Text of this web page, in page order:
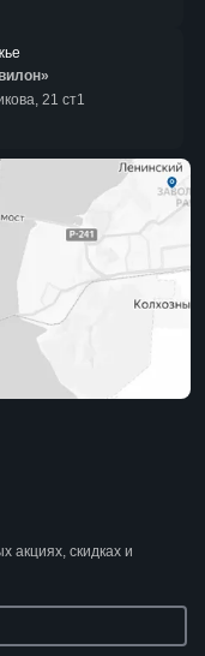
акциях, скидках и
21 ст1